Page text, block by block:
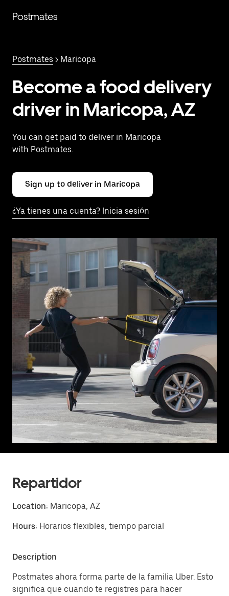
contenido
Postmates
Postmates > Maricopa
Become a food delivery
driver in Maricopa, AZ
You can get paid to deliver in Maricopa
with Postmates.
Sign up to deliver in Maricopa
¿Ya tienes una cuenta? Inicia sesión
Repartidor
Location: Maricopa, AZ
Hours: Horarios flexibles, tiempo parcial
Description
Postmates ahora forma parte de la familia Uber. Esto
significa que cuando te registres para hacer